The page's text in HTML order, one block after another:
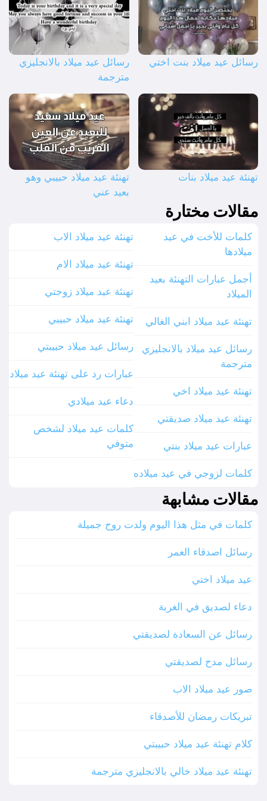
رسائل عيد ميلاد بنت اختي
رسائل عيد ميلاد بالانجليزي
مترجمة
تهنئة عيد ميلاد بنات
تهنئة عيد ميلاد حبيبي وهو
بعيد عني
مقالات مختارة
كلمات للأخت في عيد
ميلادها
أجمل عبارات التهنئة بعيد
الميلاد
تهنئة عيد ميلاد ابني الغالي
رسائل عيد ميلاد بالانجليزي
مترجمة
تهنئة عيد ميلاد اخي
تهنئة عيد ميلاد صديقتي
عبارات عيد ميلاد بنتي
كلمات لزوجي في عيد ميلاده
تهنئة عيد ميلاد الاب
تهنئة عيد ميلاد الام
تهنئة عيد ميلاد زوجتي
تهنئة عيد ميلاد حبيبي
رسائل عيد ميلاد حبيبتي
عبارات رد على تهنئة عيد ميلاد
دعاء عيد ميلادي
كلمات عيد ميلاد لشخص
متوفي
مقالات مشابهة
كلمات في مثل هذا اليوم ولدت روح جميلة
رسائل اصدقاء العمر
عيد ميلاد اختي
دعاء لصديق في الغربة
رسائل عن السعادة لصديقتي
رسائل مدح لصديقتي
صور عيد ميلاد الاب
تبريكات رمضان للأصدقاء
كلام تهنئة عيد ميلاد حبيبتي
تهنئة عيد ميلاد خالي بالانجليزي مترجمة